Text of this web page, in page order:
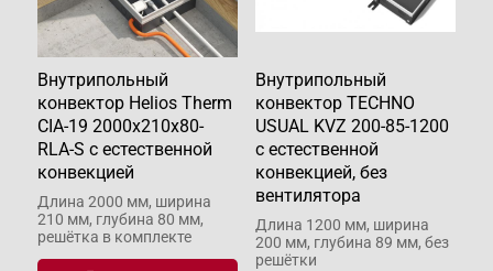
Внутрипольный
конвектор Helios Therm
CIA-19 2000x210x80-
RLA-S с естественной
конвекцией
Длина 2000 мм, ширина
210 мм, глубина 80 мм,
решётка в комплекте
Внутрипольный
конвектор TECHNO
USUAL KVZ 200-85-1200
с естественной
конвекцией, без
вентилятора
Длина 1200 мм, ширина
200 мм, глубина 89 мм, без
решётки